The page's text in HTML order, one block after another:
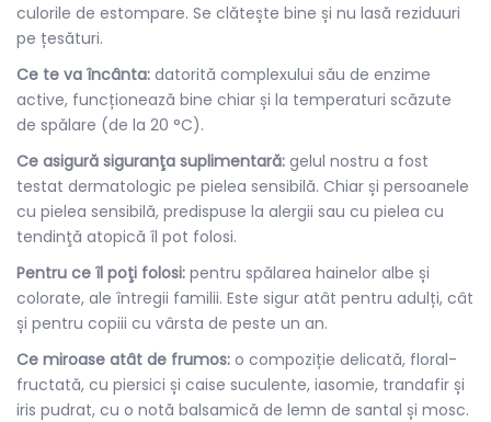
culorile de estompare. Se clătește bine și nu lasă reziduuri
pe țesături.
Ce te va încânta: datorită complexului său de enzime
active, funcționează bine chiar și la temperaturi scăzute
de spălare (de la 20 °C).
Ce asigură siguranţa suplimentară: gelul nostru a fost
testat dermatologic pe pielea sensibilă. Chiar și persoanele
cu pielea sensibilă, predispuse la alergii sau cu pielea cu
tendinţă atopică îl pot folosi.
Pentru ce îl poţi folosi: pentru spălarea hainelor albe și
colorate, ale întregii familii. Este sigur atât pentru adulți, cât
și pentru copiii cu vârsta de peste un an.
Ce miroase atât de frumos: o compoziție delicată, floral-
fructată, cu piersici și caise suculente, iasomie, trandafir și
iris pudrat, cu o notă balsamică de lemn de santal și mosc.